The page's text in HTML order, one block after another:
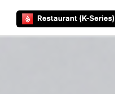
Restaurant (K-Series)